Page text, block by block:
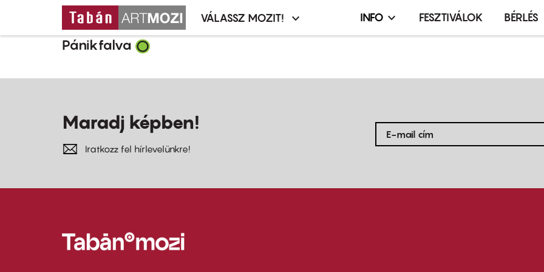
Moziválasztó
VÁLASSZ MOZIT!
Infó,
INFO FESZTIVÁLOK BÉRLÉS
Pánikfalva
Maradj képben!
Iratkozz fel hírlevelünkre!